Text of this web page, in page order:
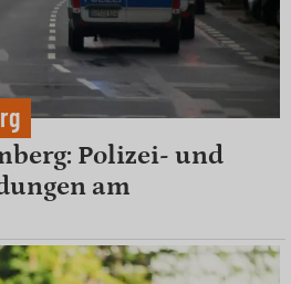
Polizei- und
am